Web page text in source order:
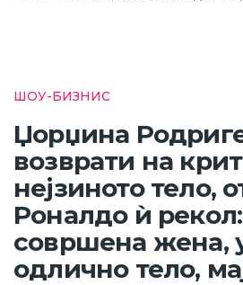
ШОУ-БИЗНИС
Џорџина
возврати на
нејзиното тело,
Роналдо ѝ
совршена жена,
одлично тело,